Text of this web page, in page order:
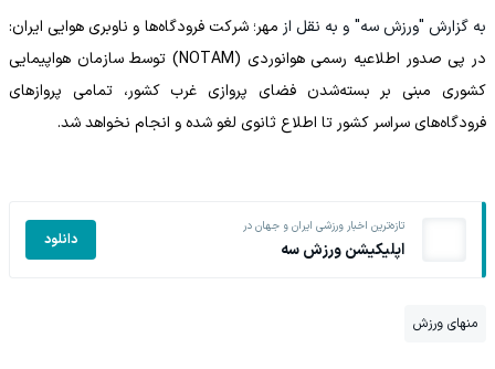
به گزارش "ورزش سه" و به نقل از مهر؛ شرکت فرودگاه‌ها و ناوبری هوایی ایران:‌
در پی صدور اطلاعیه رسمی هوانوردی (NOTAM) توسط سازمان هواپیمایی
کشوری مبنی بر بسته‌شدن فضای پروازی غرب کشور، تمامی پروازهای
فرودگاه‌های سراسر کشور تا اطلاع ثانوی لغو شده و انجام نخواهد شد.
تازه‌ترین اخبار ورزشی ایران و جهان در
اپلیکیشن ورزش سه دانلود
منهای ورزش